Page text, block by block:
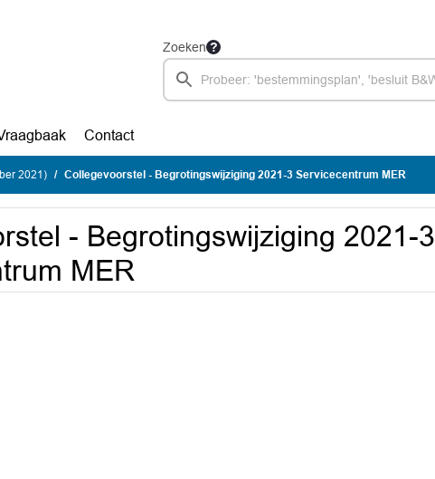
Zoeken
Contact
2021) Collegevoorstel - Begrotingswijziging 2021-3 Servicecentrum MER
- Begrotingswijziging 2021-3
MER